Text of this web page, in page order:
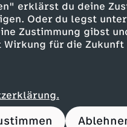
erklärst du deine
Oder du legst unter
Zustimmung gibst
für die Zukunft